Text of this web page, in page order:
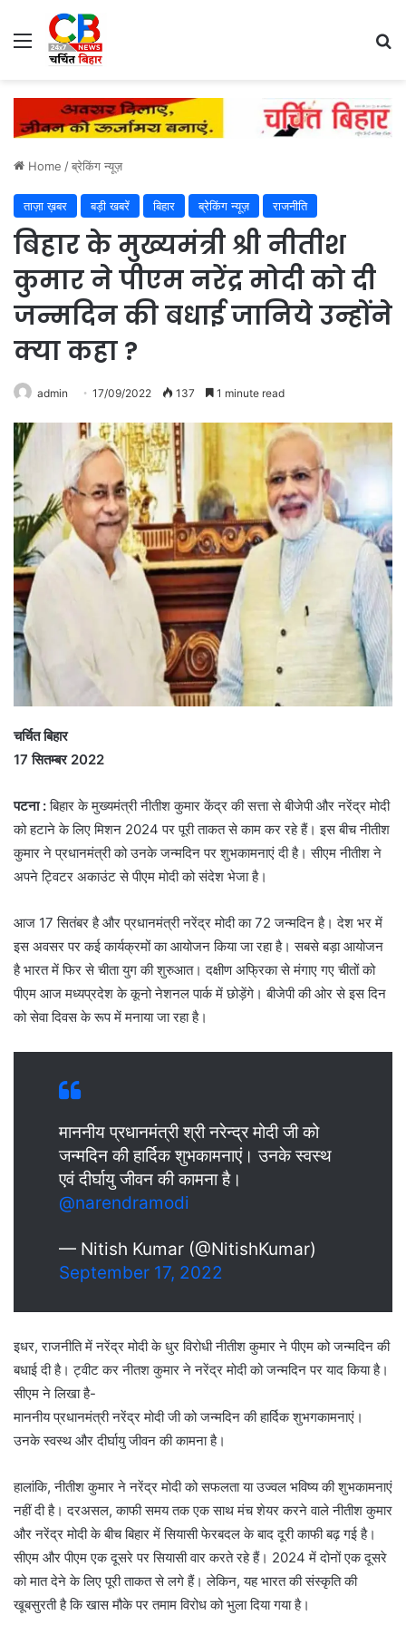
Menu
Home /ब्रेकिंग न्यूज़
ताज़ा ख़बर बड़ी खबरें बिहार ब्रेकिंग न्यूज़ राजनीति
बिहार के मुख्यमंत्री श्री नीतीश
कुमार ने पीएम नरेंद्र मोदी को दी
जन्मदिन की बधाई जानिये उन्होंने
क्या कहा ?
admin 17/09/2022 137 1 minute read
चर्चित बिहार
17 सितम्बर 2022
पटना :बिहार के मुख्यमंत्री नीतीश कुमार केंद्र की सत्ता से बीजेपी और नरेंद्र मोदी
को हटाने के लिए मिशन 2024 पर पूरी ताकत से काम कर रहे हैं। इस बीच नीतीश
कुमार ने प्रधानमंत्री को उनके जन्मदिन पर शुभकामनाएं दी है। सीएम नीतीश ने
अपने ट्विटर अकाउंट से पीएम मोदी को संदेश भेजा है।
आज 17 सितंबर है और प्रधानमंत्री नरेंद्र मोदी का 72 जन्मदिन है। देश भर में
इस अवसर पर कई कार्यक्रमों का आयोजन किया जा रहा है। सबसे बड़ा आयोजन
है भारत में फिर से चीता युग की शुरुआत। दक्षीण अफ्रिका से मंगाए गए चीतों को
पीएम आज मध्यप्रदेश के कूनो नेशनल पार्क में छोड़ेंगे। बीजेपी की ओर से इस दिन
को सेवा दिवस के रूप में मनाया जा रहा है।
माननीय प्रधानमंत्री श्री नरेन्द्र मोदी जी को
जन्मदिन की हार्दिक शुभकामनाएं। उनके स्वस्थ
एवं दीर्घायु जीवन की कामना है।
@narendramodi
— Nitish Kumar (@NitishKumar)
September 17, 2022
इधर, राजनीति में नरेंद्र मोदी के धुर विरोधी नीतीश कुमार ने पीएम को जन्मदिन की
बधाई दी है। ट्वीट कर नीतश कुमार ने नरेंद्र मोदी को जन्मदिन पर याद किया है।
सीएम ने लिखा है-
माननीय प्रधानमंत्री नरेंद्र मोदी जी को जन्मदिन की हार्दिक शुभगकामनाएं।
उनके स्वस्थ और दीर्घायु जीवन की कामना है।
हालांकि, नीतीश कुमार ने नरेंद्र मोदी को सफलता या उज्वल भविष्य की शुभकामनाएं
नहीं दी है। दरअसल, काफी समय तक एक साथ मंच शेयर करने वाले नीतीश कुमार
और नरेंद्र मोदी के बीच बिहार में सियासी फेरबदल के बाद दूरी काफी बढ़ गई है।
सीएम और पीएम एक दूसरे पर सियासी वार करते रहे हैं। 2024 में दोनों एक दूसरे
को मात देने के लिए पूरी ताकत से लगे हैं। लेकिन, यह भारत की संस्कृति की
खूबसुरती है कि खास मौके पर तमाम विरोध को भुला दिया गया है।